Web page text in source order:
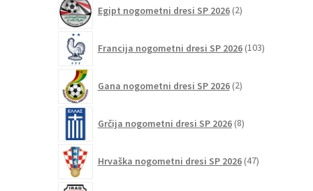
Egipt nogometni dresi SP 2026 2izdelka
Francija nogometni dresi SP 2026 103izdelki
Gana nogometni dresi SP 2026 2izdelka
Grčija nogometni dresi SP 2026 8izdelkov
Hrvaška nogometni dresi SP 2026 47izdelkov